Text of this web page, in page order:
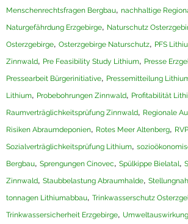
Menschenrechtsfragen Bergbau, nachhaltige
Naturgefährdung Erzgebirge, Naturschutz
Osterzgebirge, Osterzgebirge Naturschutz, PFS
Zinnwald, Pre Feasibility Study Lithium, Presse
Pressearbeit Bürgerinitiative, Pressemitteilung
Lithium, Probebohrungen Zinnwald, Profitabilität
Raumverträglichkeitsprüfung Zinnwald, Regionale
Risiken Abraumdeponien, Rotes Meer Altenberg,
Sozialverträglichkeitsprüfung Lithium,
Bergbau, Sprengungen Cínovec, Spülkippe Bielatal,
Zinnwald, Staubbelastung Abraumhalde,
tonnagen Lithiumabbau, Trinkwasserschutz
Trinkwassersicherheit Erzgebirge,